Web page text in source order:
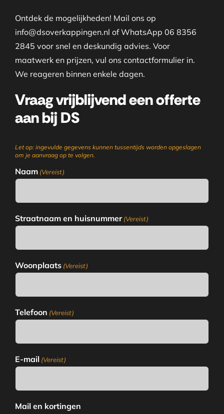
Ontdek de mogelijkheden! Mail ons op
info@dsoverkappingen.nl of WhatsApp 06 8356
2845 voor snel en deskundig advies. Voor
maatwerk en prijzen, vul ons contactformulier in.
We reageren binnen enkele dagen.
Vraag vrijblijvend een offerte
aan bij DS
Let op: ingevulde gegevens kunnen tussentijds worden opgeslagen
om je aanvraag op te volgen.
Naam (Vereist)
Straatnaam en huisnummer (Vereist)
Woonplaats (Vereist)
Telefoon (Vereist)
E-mail (Vereist)
Mail en kortingen